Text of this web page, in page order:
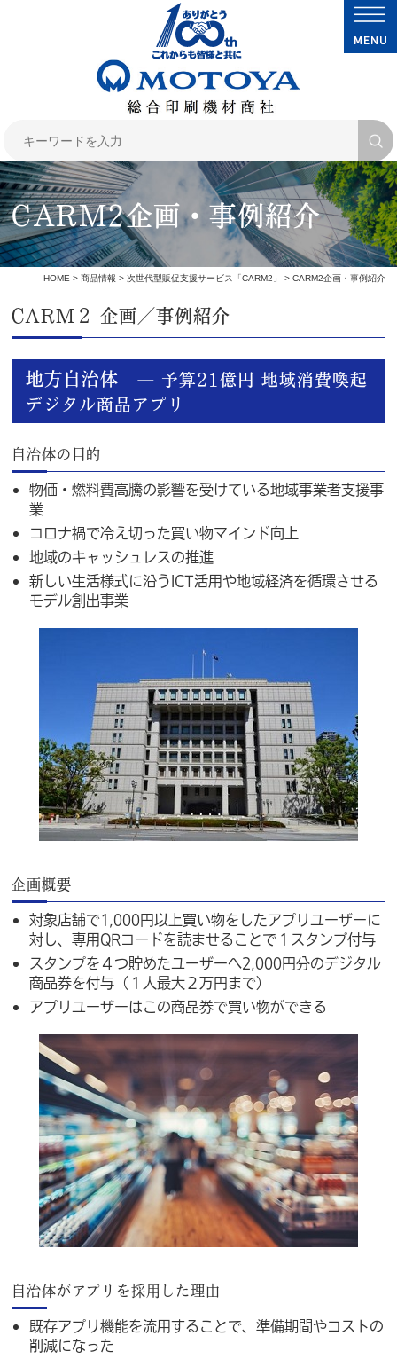
CARM2企画・事例紹介
HOME> 商品情報 > 次世代型販促支援サービス「CARM2」 > CARM2企画・事例紹介
CARM２ 企画／事例紹介
地方自治体― 予算21億円 地域消費喚起
デジタル商品アプリ ―
自治体の目的
物価・燃料費高騰の影響を受けている地域事業者支援事
業
コロナ禍で冷え切った買い物マインド向上
地域のキャッシュレスの推進
新しい生活様式に沿うICT活用や地域経済を循環させる
モデル創出事業
企画概要
対象店舗で1,000円以上買い物をしたアプリユーザーに
対し、専用QRコードを読ませることで１スタンプ付与
スタンプを４つ貯めたユーザーへ2,000円分のデジタル
商品券を付与（１人最大２万円まで）
アプリユーザーはこの商品券で買い物ができる
自治体がアプリを採用した理由
既存アプリ機能を流用することで、準備期間やコストの
削減になった